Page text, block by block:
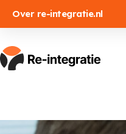
Over re-integratie.nl